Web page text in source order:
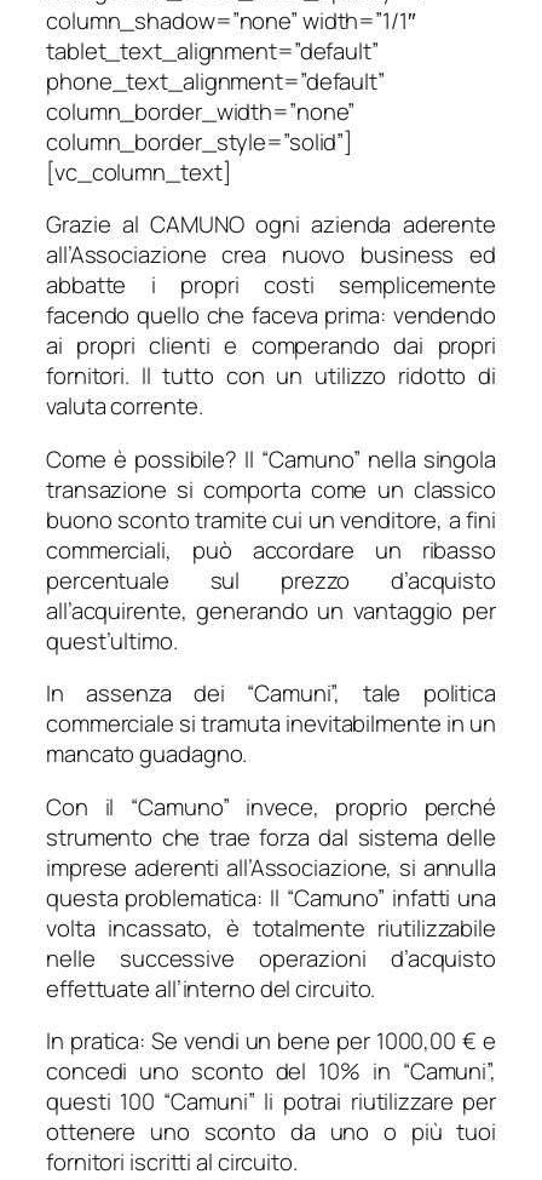
column_shadow=”none” width=”1/1″
tablet_text_alignment=”default”
phone_text_alignment=”default”
column_border_width=”none”
column_border_style=”solid”]
[vc_column_text]
Grazie al CAMUNO ogni azienda aderente
all’Associazione crea nuovo business ed
abbatte i propri costi semplicemente
facendo quello che faceva prima: vendendo
ai propri clienti e comperando dai propri
fornitori. Il tutto con un utilizzo ridotto di
valuta corrente.
Come è possibile? Il “Camuno” nella singola
transazione si comporta come un classico
buono sconto tramite cui un venditore, a fini
commerciali, può accordare un ribasso
percentuale sul prezzo d’acquisto
all’acquirente, generando un vantaggio per
quest’ultimo.
In assenza dei “Camuni”, tale politica
commerciale si tramuta inevitabilmente in un
mancato guadagno.
Con il “Camuno” invece, proprio perché
strumento che trae forza dal sistema delle
imprese aderenti all’Associazione, si annulla
questa problematica: Il “Camuno” infatti una
volta incassato, è totalmente riutilizzabile
nelle successive operazioni d’acquisto
effettuate all’interno del circuito.
In pratica: Se vendi un bene per 1000,00 € e
concedi uno sconto del 10% in “Camuni”,
questi 100 “Camuni” li potrai riutilizzare per
ottenere uno sconto da uno o più tuoi
fornitori iscritti al circuito.